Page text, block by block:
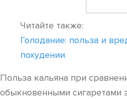
Читайте также:
Голодание: польза и
похудении
Польза кальяна при
обыкновенными сигаретами